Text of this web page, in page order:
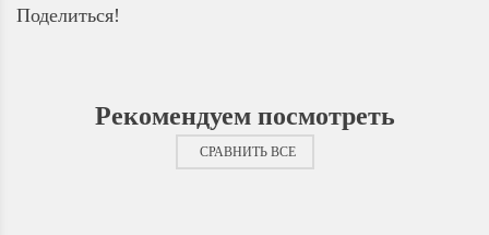
Поделиться!
Рекомендуем посмотреть
СРАВНИТЬ ВСЕ